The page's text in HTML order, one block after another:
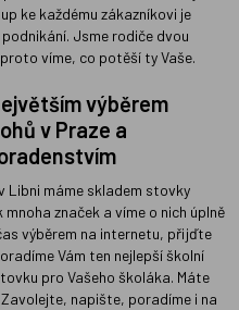
ke každému zákazníkovi je
Jsme rodiče dvou
víme, co potěší ty Vaše.
výběrem
v Praze a
Libni máme skladem stovky
značek a víme o nich úplně
výběrem na internetu, přijďte
Vám ten nejlepší školní
pro Vašeho školáka. Máte
napište, poradíme i na